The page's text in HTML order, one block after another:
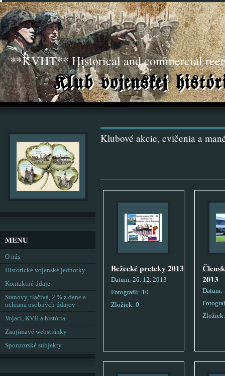
**KVHT** Historical and commercial
Klubové akcie, cvičenia a
Bežecké preteky 2013
Datum: 26. 12. 2013
Fotografií: 10
Zložiek: 0
2013
Datum:
MENU
O nás
Historické vojenské jednotky
Kontaktné údaje
Stanovy, tlačivá, 2 % z dane a
ochrana osobných údajov
Vojaci, KVH a história
Zaujímavé webstránky
Sponzorské subjekty